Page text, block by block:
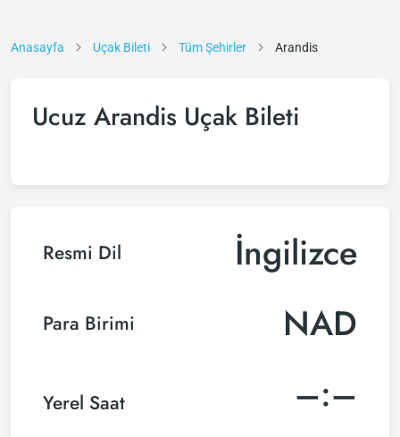
Anasayfa Uçak Bileti Tüm Şehirler Arandis
Ucuz Arandis Uçak Bileti
Resmi Dil İngilizce
Para Birimi NAD
Yerel Saat –:–